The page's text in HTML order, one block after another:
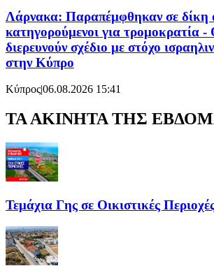
Λάρνακα: Παραπέμφθηκαν σε δίκη
κατηγορούμενοι για τρομοκρατία -
διερευνούν σχέδιο με στόχο
στην Κύπρο
Κύπρος|06.08.2026 15:41
ΤΑ ΑΚΙΝΗΤΑ ΤΗΣ
Τεμάχια Γης σε Οικιστικές